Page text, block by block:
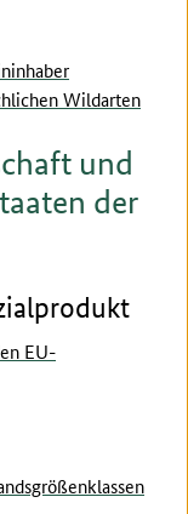
Wildarten
und
der
EU-